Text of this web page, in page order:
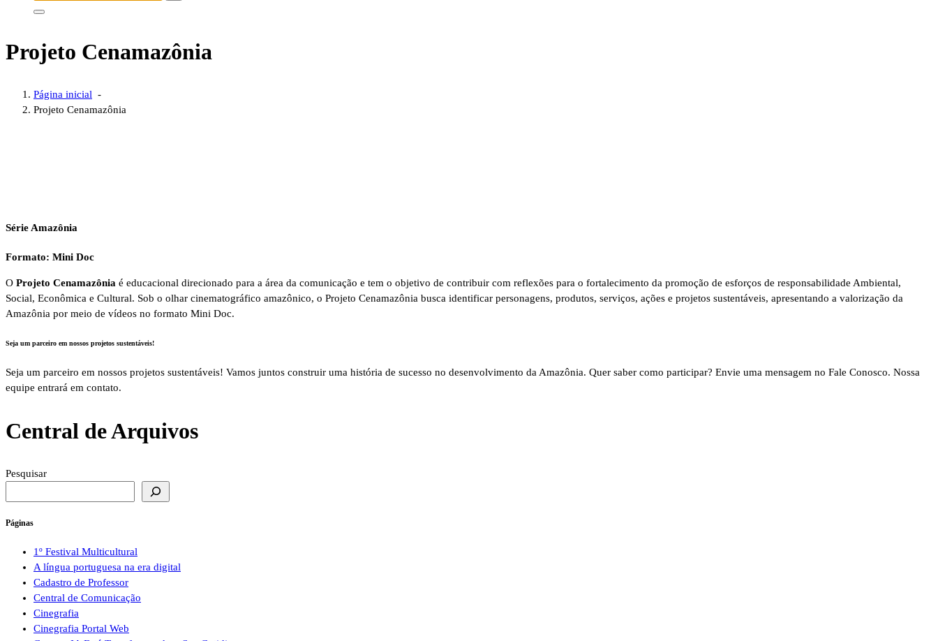
por:
Projeto Cenamazônia
Página inicial -
Projeto Cenamazônia
Série Amazônia
Formato: Mini Doc
O Projeto Cenamazônia é educacional direcionado para a área da comunicação e tem o objetivo de contribuir com reflexões para o fortalecimento da promoção de esforços de responsabilidade Ambiental,
Social, Econômica e Cultural. Sob o olhar cinematográfico amazônico, o Projeto Cenamazônia busca identificar personagens, produtos, serviços, ações e projetos sustentáveis, apresentando a valorização da
Amazônia por meio de vídeos no formato Mini Doc.
Seja um parceiro em nossos projetos sustentáveis!
Seja um parceiro em nossos projetos sustentáveis! Vamos juntos construir uma história de sucesso no desenvolvimento da Amazônia. Quer saber como participar? Envie uma mensagem no Fale Conosco. Nossa
equipe entrará em contato.
Central de Arquivos
Pesquisar
Páginas
1º Festival Multicultural
A língua portuguesa na era digital
Cadastro de Professor
Central de Comunicação
Cinegrafia
Cinegrafia Portal Web